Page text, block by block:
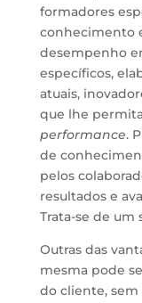
formadores
conhecimento
desempenho
específicos,
atuais,
que lhe
performance.
de
pelos
resultados e
Trata-se de um
Outras das
mesma pode
do cliente, sem